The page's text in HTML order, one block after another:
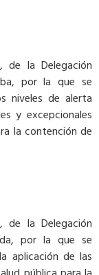
de la Delegación
por la que se
niveles de alerta
y excepcionales
la contención de
de la Delegación
por la que se
aplicación de las